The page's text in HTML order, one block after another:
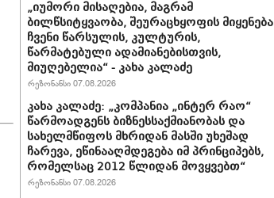
„იუმორი მისაღებია, მაგრამ
ბილწსიტყვაობა, შეურაცხყოფის მიყენება
ჩვენი წარსულის, კულტურის,
წარმატებული ადამიანებისთვის,
მიუღებელია“ - კახა კალაძე
რეზონანსი 07.08.2026
კახა კალაძე: „კომპანია „ინტერ რაო“
წარმოადგენს ბიზნესსაქმიანობას და
სახელმწიფოს მხრიდან მასში უხეშად
ჩარევა, ეწინააღმდეგება იმ პრინციპებს,
რომელსაც 2012 წლიდან მოვყვებთ“
რეზონანსი 07.08.2026